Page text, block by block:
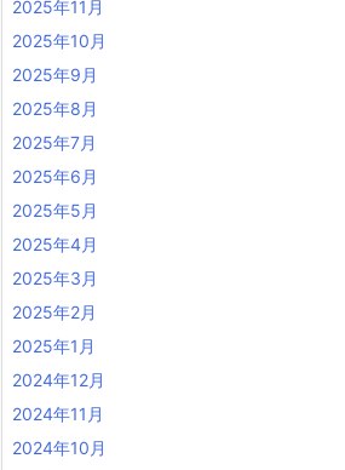
2025年11月
2025年10月
2025年9月
2025年8月
2025年7月
2025年6月
2025年5月
2025年4月
2025年3月
2025年2月
2025年1月
2024年12月
2024年11月
2024年10月